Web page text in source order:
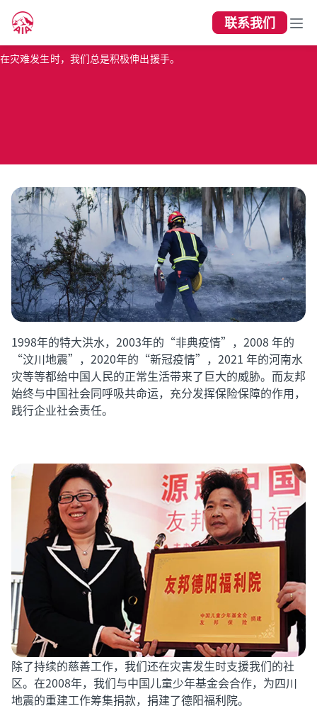
联系我们
抗疫救灾
在灾难发生时，我们总是积极伸出援手。
1998年的特大洪水，2003年的“非典疫情”，2008 年的
“汶川地震”，2020年的“新冠疫情”，2021 年的河南水
灾等等都给中国人民的正常生活带来了巨大的威胁。而友邦
始终与中国社会同呼吸共命运，充分发挥保险保障的作用，
践行企业社会责任。
除了持续的慈善工作，我们还在灾害发生时支援我们的社
区。在2008年，我们与中国儿童少年基金会合作，为四川
地震的重建工作筹集捐款，捐建了德阳福利院。